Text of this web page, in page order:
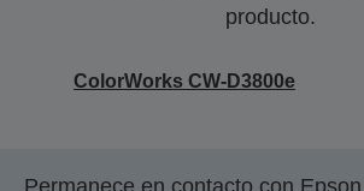
producto.
ColorWorks CW-D3800e
Permanece en contacto con